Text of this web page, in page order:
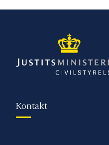
Kontakt